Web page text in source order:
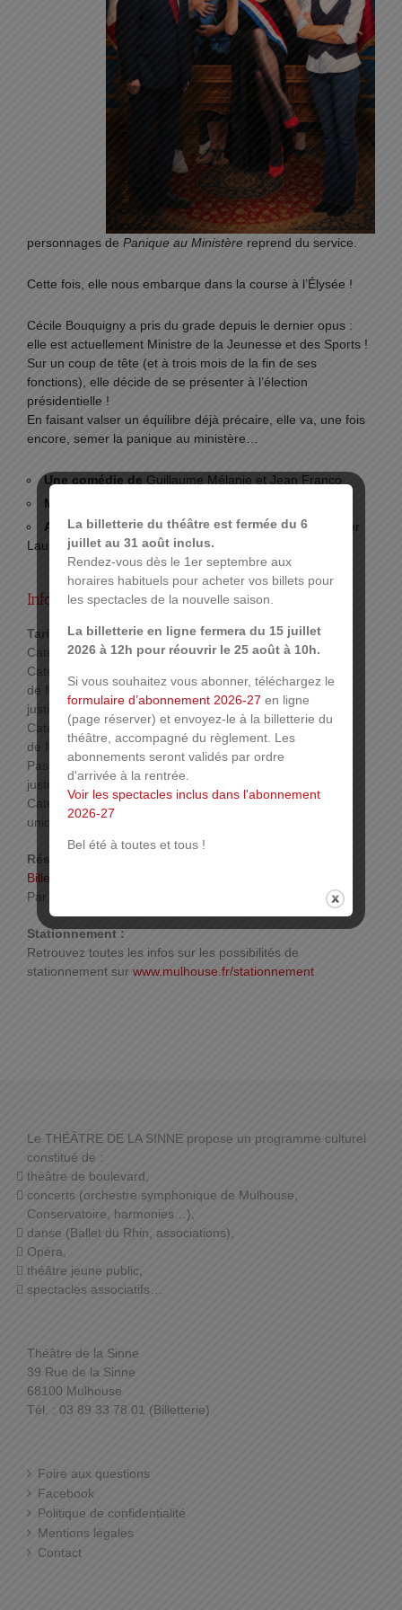
personnages de Panique au Ministère reprend du service.
Cette fois, elle nous embarque dans la course à l’Élysée !
Cécile Bouquigny a pris du grade depuis le dernier opus :
elle est actuellement Ministre de la Jeunesse et des Sports !
Sur un coup de tête (et à trois mois de la fin de ses
fonctions), elle décide de se présenter à l’élection
présidentielle !
En faisant valser un équilibre déjà précaire, elle va, une fois
encore, semer la panique au ministère…
Une comédie de Guillaume Mélanie et Jean Franco
Mise en scène de
AvecPhilippe Chevallier, Marie-Hélène Lentini, Jennifer
Lauret, Charlotte Gouillon, Nathan Martin et Lucie Cottin
Infos pratiques :
Tarif :
Catégorie 1: 40 €
Catégorie 2: 36 € – Tarif pour les Agents de la ville
de Mulhouse: 32,40 € (sur présentation d’un
justificatif)
Catégorie 3: 24 € – Tarif pour les Agents de la ville
de Mulhouse, détenteurs de la carte CE, CEZAM,
Pass’temps: 21,60 € (sur présentation d’un
justificatif)
Catégorie 4: 8 € – Places à visibilité réduite
uniquement disponibles en billetterie
Réservations :
Billetterie en ligne
Par téléphone ou sur place.
Stationnement :
Retrouvez toutes les infos sur les possibilités de
stationnement sur www.mulhouse.fr/stationnement
Le THÉÂTRE DE LA SINNE propose un programme culturel
constitué de :
théâtre de boulevard,
concerts (orchestre symphonique de Mulhouse,
Conservatoire, harmonies…),
danse (Ballet du Rhin, associations),
Opéra,
théâtre jeune public,
spectacles associatifs…
Théâtre de la Sinne
39 Rue de la Sinne
68100 Mulhouse
Tél. : 03 89 33 78 01 (Billetterie)
Foire aux questions
Facebook
Politique de confidentialité
Mentions légales
Contact
La billetterie du théâtre est fermée du 6
juillet au 31 août inclus.
Rendez-vous dès le 1er septembre aux
horaires habituels pour acheter vos billets pour
les spectacles de la nouvelle saison.
La billetterie en ligne fermera du 15 juillet
2026 à 12h pour réouvrir le 25 août à 10h.
Si vous souhaitez vous abonner, téléchargez le
formulaire d’abonnement 2026-27 en ligne
(page réserver) et envoyez-le à la billetterie du
théâtre, accompagné du règlement. Les
abonnements seront validés par ordre
d'arrivée à la rentrée.
Voir les spectacles inclus dans l'abonnement
2026-27
Bel été à toutes et tous !